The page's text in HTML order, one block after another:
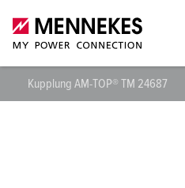
Kupplung AM-TOP® TM 24687